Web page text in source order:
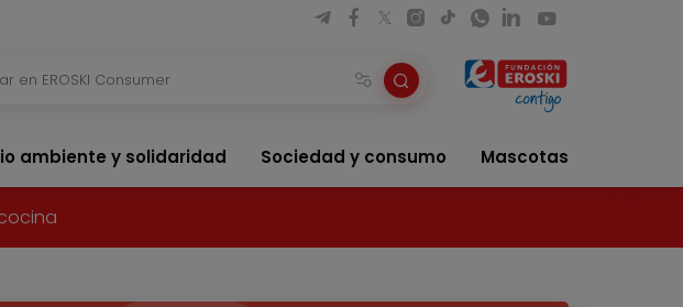
ambiente y solidaridad Sociedad y consumo Mascotas